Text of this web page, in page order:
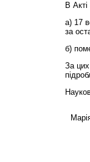
В
а) 17
за
б)
За